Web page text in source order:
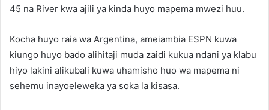
45 na River kwa ajili ya kinda huyo mapema mwezi huu.
Kocha huyo raia wa Argentina, ameiambia ESPN kuwa
kiungo huyo bado alihitaji muda zaidi kukua ndani ya klabu
hiyo lakini alikubali kuwa uhamisho huo wa mapema ni
sehemu inayoeleweka ya soka la kisasa.